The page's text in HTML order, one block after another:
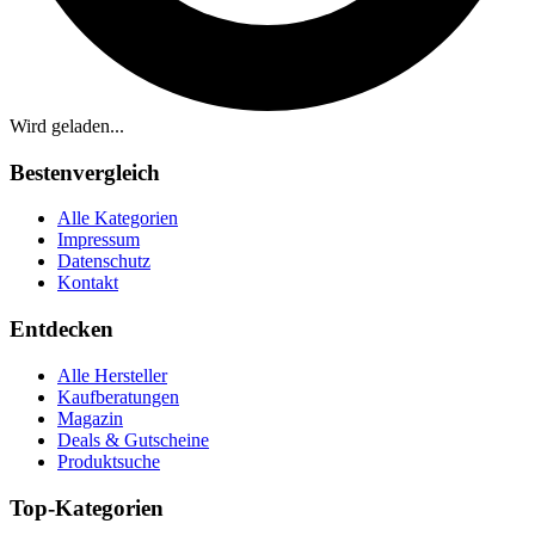
Wird geladen...
Bestenvergleich
Alle Kategorien
Impressum
Datenschutz
Kontakt
Entdecken
Alle Hersteller
Kaufberatungen
Magazin
Deals & Gutscheine
Produktsuche
Top-Kategorien